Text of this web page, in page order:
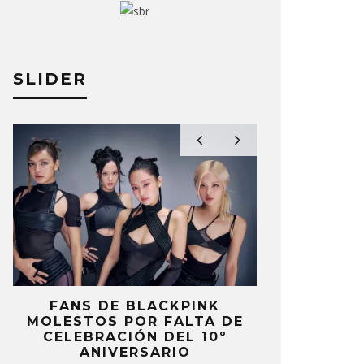
SLIDER
FANS DE BLACKPINK
MOLESTOS POR FALTA DE
CELEBRACIÓN DEL 10º
ANIVERSARIO